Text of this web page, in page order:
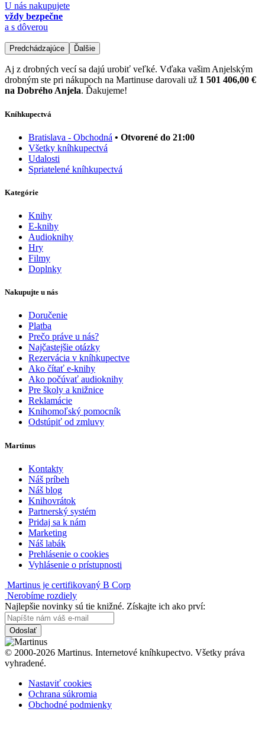
U nás nakupujete
vždy bezpečne
a s dôverou
Predchádzajúce Ďalšie
Aj z drobných vecí sa dajú urobiť veľké. Vďaka vašim Anjelským
drobným ste pri nákupoch na Martinuse darovali už 1 501 406,00 €
na Dobrého Anjela. Ďakujeme!
Kníhkupectvá
Bratislava - Obchodná • Otvorené do 21:00
Všetky kníhkupectvá
Udalosti
Spriatelené kníhkupectvá
Kategórie
Knihy
E-knihy
Audioknihy
Hry
Filmy
Doplnky
Nakupujte u nás
Doručenie
Platba
Prečo práve u nás?
Najčastejšie otázky
Rezervácia v kníhkupectve
Ako čítať e-knihy
Ako počúvať audioknihy
Pre školy a knižnice
Reklamácie
Knihomoľský pomocník
Odstúpiť od zmluvy
Martinus
Kontakty
Náš príbeh
Náš blog
Knihovrátok
Partnerský systém
Pridaj sa k nám
Marketing
Náš labák
Prehlásenie o cookies
Vyhlásenie o prístupnosti
Martinus je certifikovaný B Corp
Nerobíme rozdiely
Najlepšie novinky sú tie knižné. Získajte ich ako prví:
Odoslať
© 2000-2026 Martinus. Internetové kníhkupectvo. Všetky práva
vyhradené.
Nastaviť cookies
Ochrana súkromia
Obchodné podmienky